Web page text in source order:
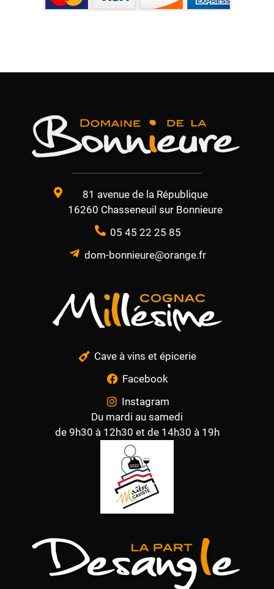
81 avenue de la République
16260 Chasseneuil sur Bonnieure
05 45 22 25 85
dom-bonnieure@orange.fr
Cave à vins et épicerie
Facebook
Instagram
Du mardi au samedi
de 9h30 à 12h30 et de 14h30 à 19h